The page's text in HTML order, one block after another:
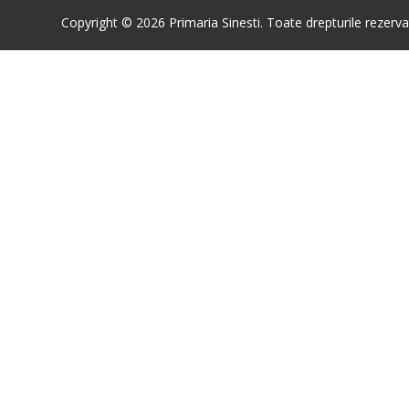
Copyright © 2026 Primaria Sinesti. Toate drepturile